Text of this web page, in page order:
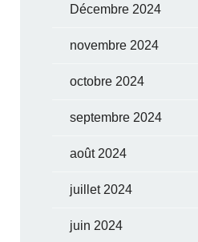
Décembre 2024
novembre 2024
octobre 2024
septembre 2024
août 2024
juillet 2024
juin 2024